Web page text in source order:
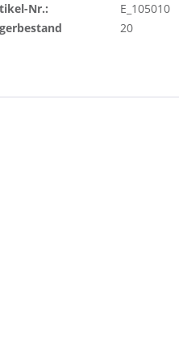
Nr.:
E_105010
20